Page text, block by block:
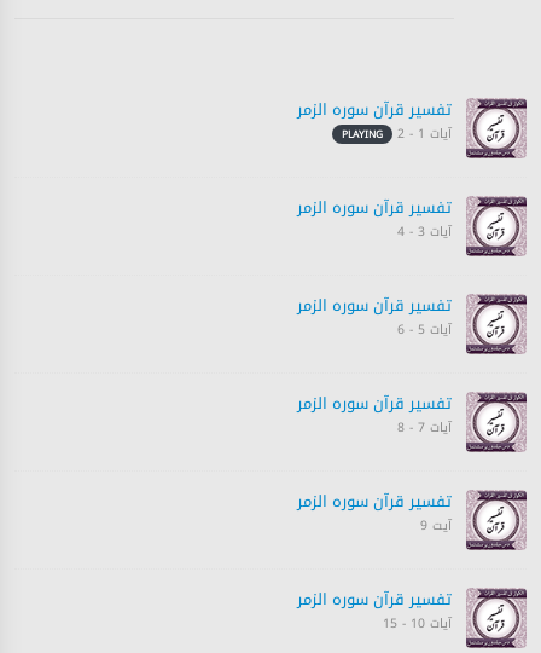
تفسیر قرآن سورہ ‎الزمر‎
آیات 1 - 2 PLAYING
تفسیر قرآن سورہ ‎الزمر‎
آیات 3 - 4
تفسیر قرآن سورہ ‎الزمر‎
آیات 5 - 6
تفسیر قرآن سورہ ‎الزمر‎
آیات 7 - 8
تفسیر قرآن سورہ ‎الزمر‎
آیت 9
تفسیر قرآن سورہ ‎الزمر‎
آیات 10 - 15